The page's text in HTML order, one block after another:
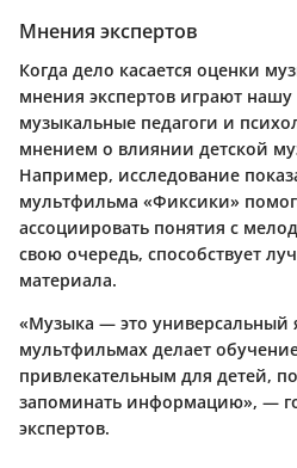
Мнения экспертов
Когда дело касается оценки
мнения экспертов играют
музыкальные педагоги и
мнением о влиянии детской
Например, исследование
мультфильма «Фиксики»
ассоциировать понятия с
свою очередь, способствует
материала.
«Музыка — это универсальный
мультфильмах делает
привлекательным для детей,
запоминать информацию», —
экспертов.